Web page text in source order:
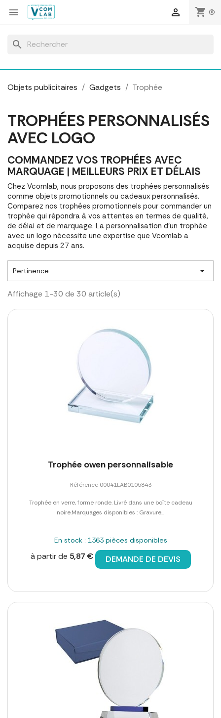
 shopping_cart (0)

search
Objets publicitaires Gadgets Trophée
TROPHÉES PERSONNALISÉS
AVEC LOGO
COMMANDEZ VOS TROPHÉES AVEC
MARQUAGE | MEILLEURS PRIX ET DÉLAIS
Chez Vcomlab, nous proposons des trophées personnalisés
comme objets promotionnels ou cadeaux personnalisés.
Comparez nos trophées promotionnels pour commander un
trophée qui répondra à vos attentes en termes de qualité,
de délai et de marquage. La personnalisation d'un trophée
avec un logo nécessite une expertise que Vcomlab a
acquise depuis 27 ans.
Pertinence 
Affichage 1-30 de 30 article(s)
Trophée owen personnalisable
Référence 00041LAB0105843
Trophée en verre, forme ronde. Livré dans une boîte cadeau
noire.Marquages disponibles : Gravure...
En stock : 1363 pièces disponibles
à partir de 5,87 € DEMANDE DE DEVIS
Panneau de gestion des cookies